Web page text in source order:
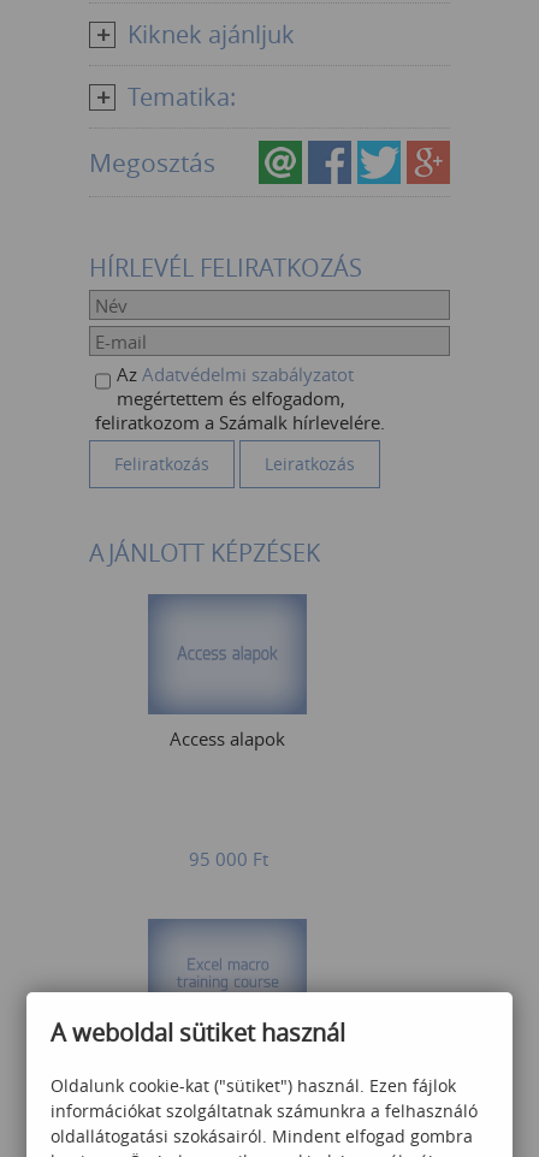
Kiknek ajánljuk
Tematika:
Megosztás
HÍRLEVÉL FELIRATKOZÁS
Az Adatvédelmi szabályzatot
megértettem és elfogadom,
feliratkozom a Számalk hírlevelére.
AJÁNLOTT KÉPZÉSEK
Access alapok
95 000 Ft
– Basic Excel programming
(angol nyelvű képzés)
A weboldal sütiket használ
Oldalunk cookie-kat ("sütiket") használ. Ezen fájlok
információkat szolgáltatnak számunkra a felhasználó
oldallátogatási szokásairól. Mindent elfogad gombra